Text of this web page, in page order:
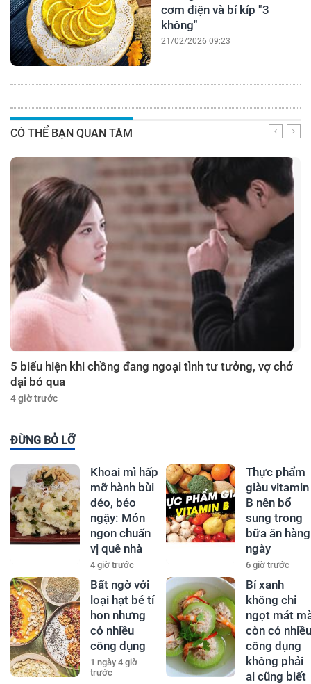
cơm điện và bí kíp "3
không"
21/02/2026 09:23
CÓ THỂ BẠN QUAN TÂM
5 biểu hiện khi chồng đang ngoại tình tư tưởng, vợ chớ
dại bỏ qua
4 giờ trước
ĐỪNG BỎ LỠ
Khoai mì hấp
mỡ hành bùi
dẻo, béo
ngậy: Món
ngon chuẩn
vị quê nhà
4 giờ trước
Thực phẩm
giàu vitamin
B nên bổ
sung trong
bữa ăn hàng
ngày
6 giờ trước
Bất ngờ với
loại hạt bé tí
hon nhưng
có nhiều
công dụng
1 ngày 4 giờ
trước
Bí xanh
không chỉ
ngọt mát
còn có nhiều
công dụng
không phải
ai cũng biết